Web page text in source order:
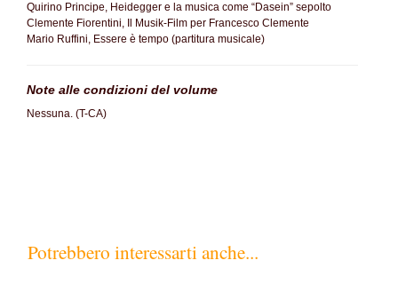
Quirino Principe, Heidegger e la musica come “Dasein” sepolto
Clemente Fiorentini, Il Musik-Film per Francesco Clemente
Mario Ruffini, Essere è tempo (partitura musicale)
Note alle condizioni del volume
Nessuna. (T-CA)
Potrebbero interessarti anche...